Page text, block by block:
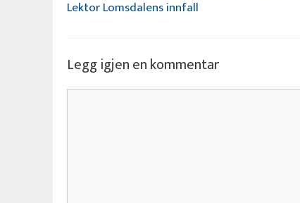
Lektor Lomsdalens innfall
Legg igjen en kommentar